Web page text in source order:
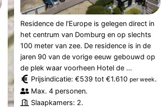
Residence de l'Europe is gelegen direct in
het centrum van Domburg en op slechts
100 meter van zee. De residence is in de
jaren 90 van de vorige eeuw gebouwd op
de plek waar voorheen Hotel de ...
Prijsindicatie: €539 tot €1.610 per week.
Max. 4 personen.
Slaapkamers: 2.